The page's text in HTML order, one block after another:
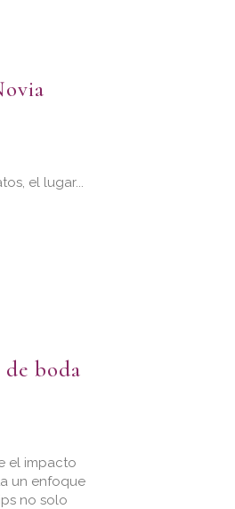
el lugar...
boda
el impacto
un enfoque
no solo